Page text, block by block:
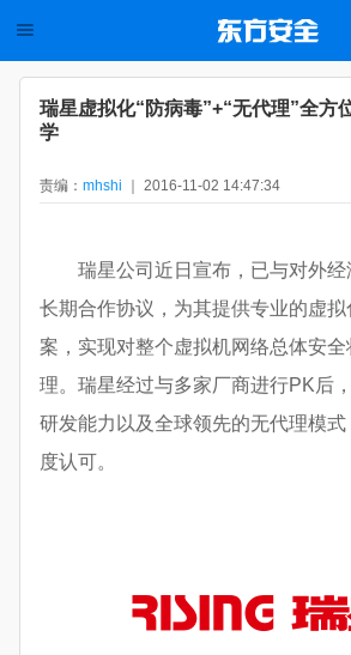
瑞星虚拟化“防病毒”+“无代理”全方
学
责编： mhshi ｜ 2016-11-02 14:47:34
瑞星公司近日宣布，已与对外
长期合作协议，为其提供专业的虚
案，实现对整个虚拟机网络总体安
理。瑞星经过与多家厂商进行PK后
研发能力以及全球领先的无代理模
度认可。